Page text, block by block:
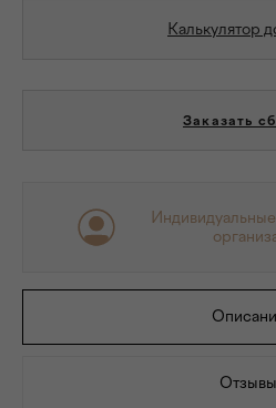
Калькулятор
Заказать
Отзывы